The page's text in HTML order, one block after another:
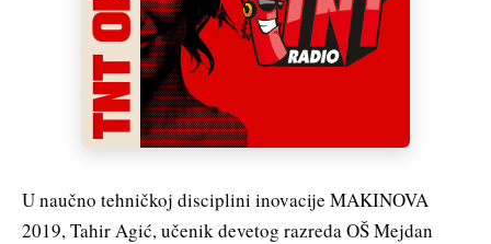
U naučno tehničkoj disciplini inovacije MAKINOVA
2019, Tahir Agić, učenik devetog razreda OŠ Mejdan